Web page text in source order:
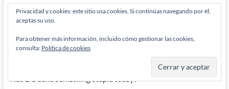
¿Sabe George RR Martin…?: ¿Sabe Claremont…? (II)
Has DC done something stupid today?
Privacidad y cookies: este sitio usa cookies. Si continúas navegando por él,
aceptas su uso.
Para obtener más información, incluido cómo gestionar las cookies,
consulta: Política de cookies